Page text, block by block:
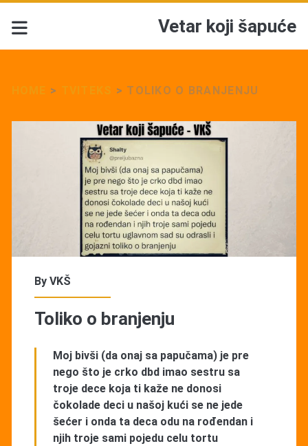
Vetar koji šapuće
> > TOLIKO O BRANJENJU
By VKŠ
Toliko o branjenju
Moj bivši (da onaj sa papučama) je pre
nego što je crko dbd imao sestru sa
troje dece koja ti kaže ne donosi
čokolade deci u našoj kući se ne jede
šećer i onda ta deca odu na rođendan i
njih troje sami pojedu celu tortu